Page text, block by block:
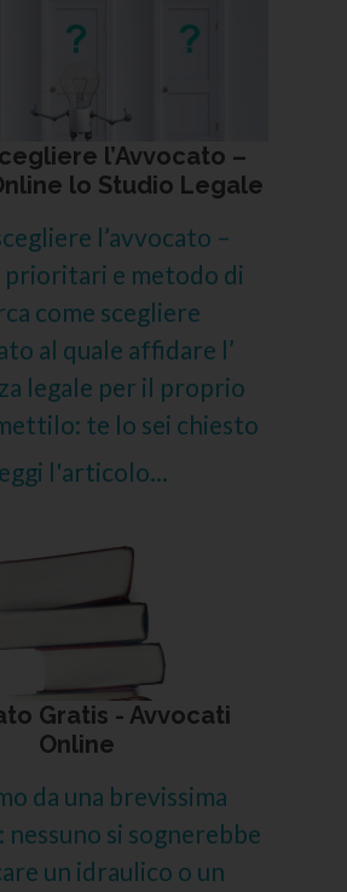
l’Avvocato –
lo Studio Legale
l’avvocato –
e metodo di
come scegliere
al quale affidare l’
legale per il proprio
te lo sei chiesto
l'articolo...
Gratis - Avvocati
Online
da una brevissima
nessuno si sognerebbe
un idraulico o un